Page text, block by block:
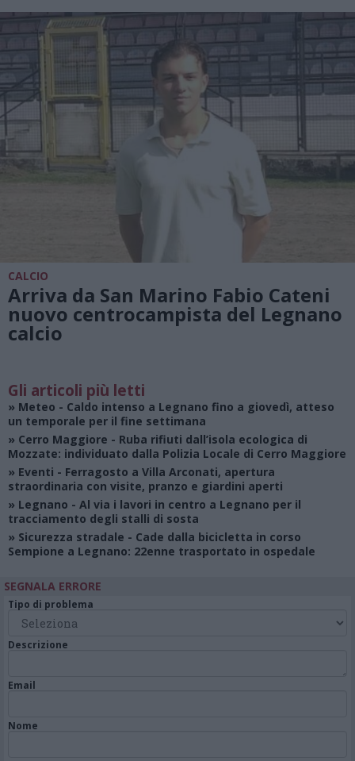
CALCIO
Arriva da San Marino Fabio Cateni
nuovo centrocampista del Legnano
calcio
Gli articoli più letti
» Meteo - Caldo intenso a Legnano fino a giovedì, atteso
un temporale per il fine settimana
» Cerro Maggiore - Ruba rifiuti dall’isola ecologica di
Mozzate: individuato dalla Polizia Locale di Cerro Maggiore
» Eventi - Ferragosto a Villa Arconati, apertura
straordinaria con visite, pranzo e giardini aperti
» Legnano - Al via i lavori in centro a Legnano per il
tracciamento degli stalli di sosta
» Sicurezza stradale - Cade dalla bicicletta in corso
Sempione a Legnano: 22enne trasportato in ospedale
SEGNALA ERRORE
Tipo di problema
Descrizione
Email
Nome